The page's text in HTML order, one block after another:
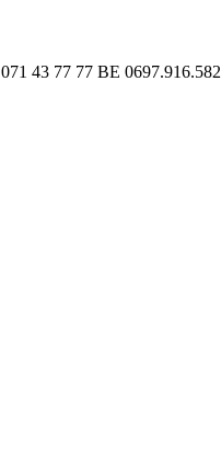
071 43 77 77 BE 0697.916.582